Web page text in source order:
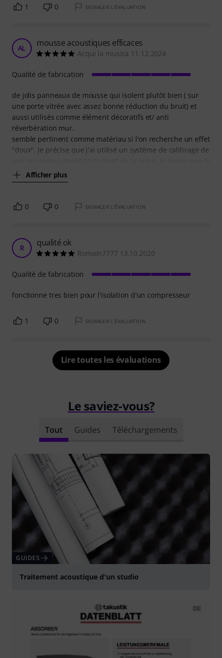
1 0 SIGNALER L'ÉVALUATION
AL mousse acoustiques efficaces
Acqui la musica 11.12.2024
de jolis panneaux de mousse qui isolent plutôt bien ( sur
une porte vitrée avec assez bonne réduction du bruit) et
aussi utilisés comme élément décoratifs et/ anti
réverbération mur.
semble pertinent comme matériau si l'on recherche un effet
"doux". Je précise que j'ai utilisé un système de calibrage de
Afficher plus
Qualité de fabrication
0 0 SIGNALER L'ÉVALUATION
R qualité ok
Romain7777 13.10.2020
fonctionne tres bien pour l'isolation d'un compresseur
Qualité de fabrication
1 0 SIGNALER L'ÉVALUATION
Lire toutes les évaluations
Le saviez-vous?
Tout Guides Téléchargements
GUIDES
Traitement acoustique d'un studio